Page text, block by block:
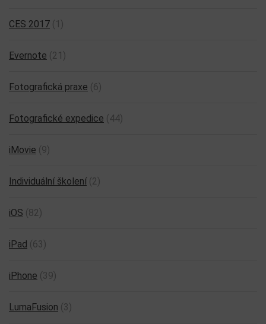
CES 2017 (1)
Evernote (21)
Fotografická praxe (6)
Fotografické expedice (44)
iMovie (9)
Individuální školení (2)
iOS (82)
iPad (63)
iPhone (39)
LumaFusion (3)